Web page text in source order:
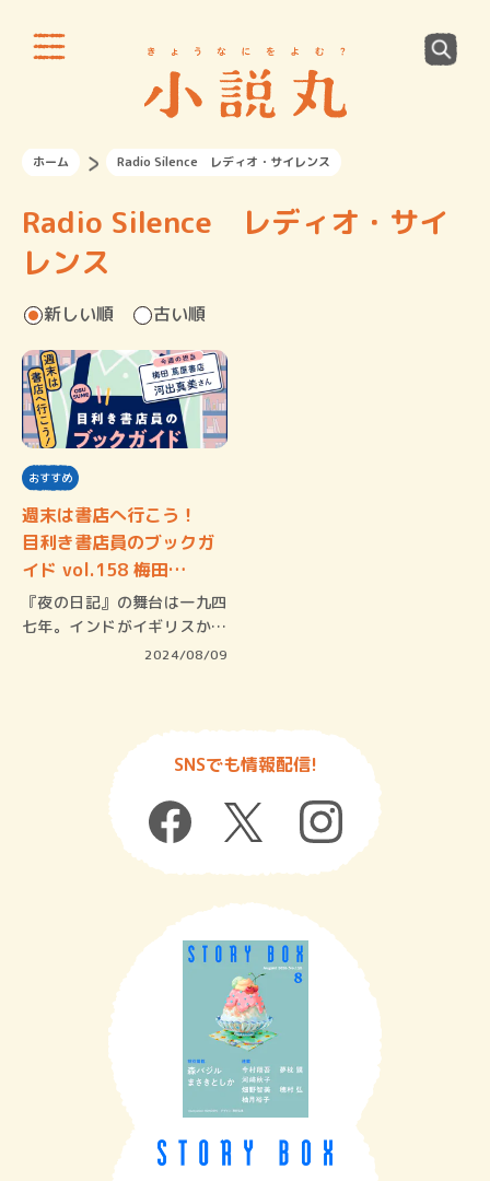
ホーム Radio Silence レディオ・サイレンス
Radio Silence レディオ・サイ
レンス
新しい順 古い順
おすすめ
週末は書店へ行こう！
目利き書店員のブックガ
イド vol.158 梅田…
『夜の日記』の舞台は一九四
七年。インドがイギリスから
2024/08/09
SNSでも情報配信!